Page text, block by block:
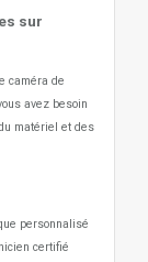
sur
caméra de
avez besoin
matériel et des
personnalisé
certifié